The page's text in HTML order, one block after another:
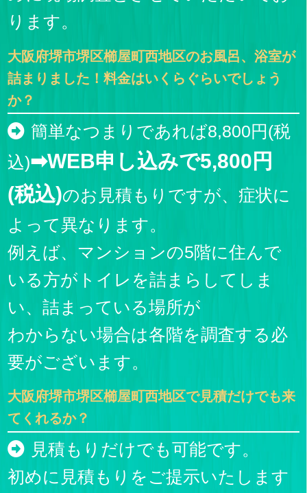
ります。
大阪府堺市堺区櫛屋町西地区のお風呂、浴室が
詰まりました！料金はいくらぐらいでしょう
か？
簡単なつまりであれば8,800円(税
込)➡WEB申し込みで5,800円
(税込)のお見積もりですが、症状に
よって異なります。
例えば、マンションの5階に住んで
いる方がトイレを詰まらしてしま
い、詰まっている場所が
わからない場合は各階を調査する必
要がございます。
大阪府堺市堺区櫛屋町西地区で見積だけでも来
てくれるか？
見積もりだけでも可能です。
初めに見積もりをご提示いたします